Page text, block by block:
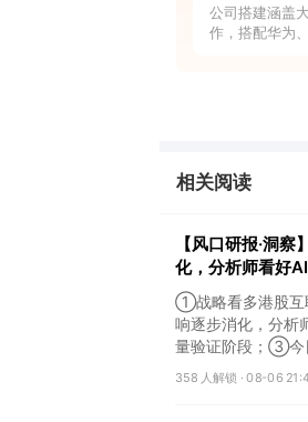
公司搭建涵盖
作，搭配华为
相关阅读
【风口研报·洞
化，分析师看好
证阶段；战略看
①战略看多港股互
响逐步消化，分析
量验证阶段；③今
评级得到上调，9
度覆盖；④在个股
358 人解锁 ·08-06